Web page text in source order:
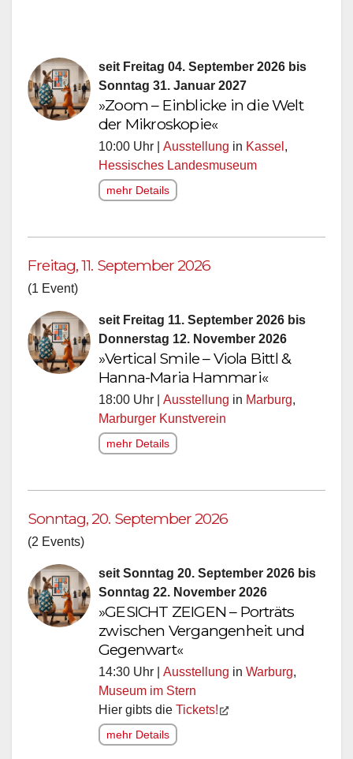
seit Freitag 04. September 2026 bis
Sonntag 31. Januar 2027
»Zoom – Einblicke in die Welt
der Mikroskopie«
10:00 Uhr | Ausstellung in Kassel
Hessisches Landesmuseum
mehr Details
Freitag, 11. September 2026
(1 Event)
seit Freitag 11. September 2026 bis
Donnerstag 12. November 2026
»Vertical Smile – Viola Bittl &
Hanna-Maria Hammari«
18:00 Uhr | Ausstellung in Marburg
Marburger Kunstverein
mehr Details
Sonntag, 20. September 2026
(2 Events)
seit Sonntag 20. September 2026 bis
Sonntag 22. November 2026
»GESICHT ZEIGEN – Porträts
zwischen Vergangenheit und
Gegenwart«
14:30 Uhr | Ausstellung in Warburg
Museum im Stern
Hier gibts die Tickets!
mehr Details